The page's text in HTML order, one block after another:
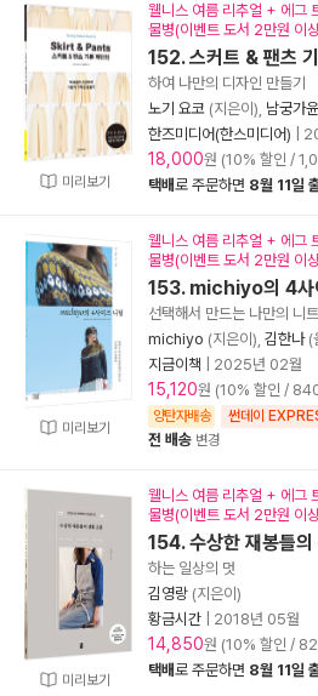
미리보기
웰니스 여름 리추얼 + 에그
물병(이벤트 도서 2만원 이
152. 스커트 & 팬츠
하여 나만의 디자인 만들기
노기 요코 (지은이), 남궁가윤
한즈미디어(한스미디어)
18,000원 (10% 할인 /
택배로 주문하면 8월 11일
미리보기
웰니스 여름 리추얼 + 에그
물병(이벤트 도서 2만원 이
153. michiyo의 4사
선택해서 만드는 나만의 니
michiyo (지은이), 김한나(
지금이책
2025년 02월
15,120원 (10% 할인 /
양탄자배송 썬데이
전 배송 변경
미리보기
웰니스 여름 리추얼 + 에그
물병(이벤트 도서 2만원 이
154. 수상한 재봉틀의
하는 일상의 멋
김영랑 (지은이)
황금시간
2018년 05월
14,850원 (10% 할인 /
택배로 주문하면 8월 11일